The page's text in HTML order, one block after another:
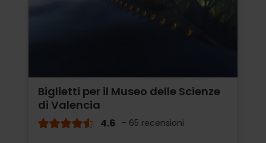
Biglietti per il Museo delle Scienze
di Valencia
4.6 - 65 recensioni